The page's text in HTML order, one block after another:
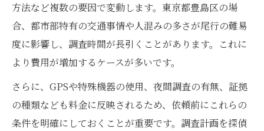
方法など複数の要因で変動します。東京都豊島区の場
合、都市部特有の交通事情や人混みの多さが尾行の難易
度に影響し、調査時間が長引くことがあります。これに
より費用が増加するケースが多いです。
さらに、GPSや特殊機器の使用、夜間調査の有無、証拠
の種類なども料金に反映されるため、依頼前にこれらの
条件を明確にしておくことが重要です。調査計画を探偵